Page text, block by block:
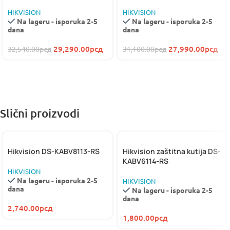
HIKVISION
Na lageru - isporuka 2-5
dana
32,540.00рсд 29,290.00рсд
HIKVISION
Na lageru - isporuka 2-5
dana
31,100.00рсд 27,990.00рсд
Slični proizvodi
Hikvision DS-KABV8113-RS
HIKVISION
Na lageru - isporuka 2-5
dana
2,740.00рсд
Hikvision zaštitna kutija DS-
KABV6114-RS
HIKVISION
Na lageru - isporuka 2-5
dana
1,800.00рсд